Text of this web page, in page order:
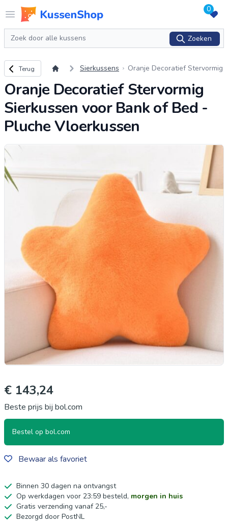
Open menu
Logo www.kussenshop.nl 0
Zoeken
Zoeken
Terug naar overzicht
Terug Sierkussens
Oranje Decoratief Stervormig
- Pluche Vloerkussen
Oranje Decoratief Stervormig
Sierkussen voor Bank of Bed -
Pluche Vloerkussen
€ 143,24
Beste prijs bij bol.com
Bestel op bol.com
Bewaar als favoriet
Binnen 30 dagen na ontvangst
Op werkdagen voor 23:59 besteld, morgen in huis
Gratis verzending vanaf 25,-
Bezorgd door PostNL